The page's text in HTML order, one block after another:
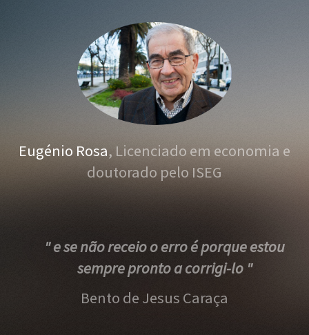
Eugénio Rosa, Licenciado em economia e
doutorado pelo ISEG
" e se não receio o erro é porque estou
sempre pronto a corrigi-lo "
Bento de Jesus Caraça